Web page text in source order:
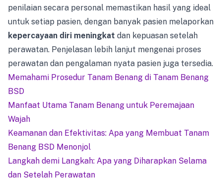
penilaian secara personal memastikan hasil yang ideal
untuk setiap pasien, dengan banyak pasien melaporkan
kepercayaan diri meningkat dan kepuasan setelah
perawatan. Penjelasan lebih lanjut mengenai proses
perawatan dan pengalaman nyata pasien juga tersedia.
Memahami Prosedur Tanam Benang di Tanam Benang
BSD
Manfaat Utama Tanam Benang untuk Peremajaan
Wajah
Keamanan dan Efektivitas: Apa yang Membuat Tanam
Benang BSD Menonjol
Langkah demi Langkah: Apa yang Diharapkan Selama
dan Setelah Perawatan